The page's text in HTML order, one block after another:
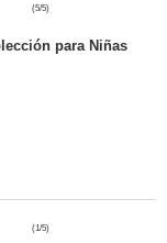
(5/5)
para Niñas
(1/5)